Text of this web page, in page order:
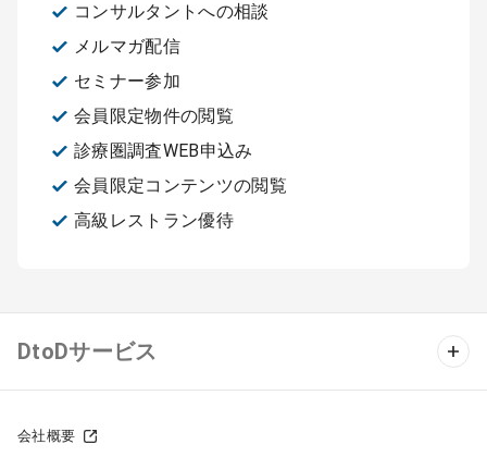
コンサルタントへの相談
メルマガ配信
セミナー参加
会員限定物件の閲覧
診療圏調査WEB申込み
会員限定コンテンツの閲覧
高級レストラン優待
DtoDサービス
会社概要